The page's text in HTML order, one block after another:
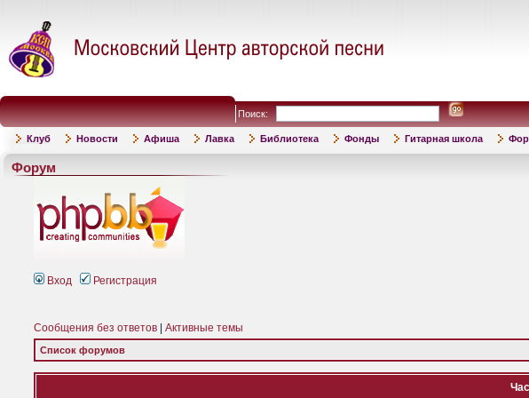
Поиск:
Клуб Новости Афиша Лавка Библиотека Фонды Гитарная школа
Форум
Вход Регистрация
Сообщения без ответов Активные темы
Список форумов